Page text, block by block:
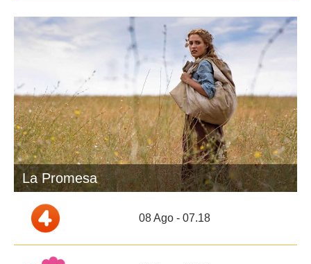
La Promesa
08 Ago - 07.18